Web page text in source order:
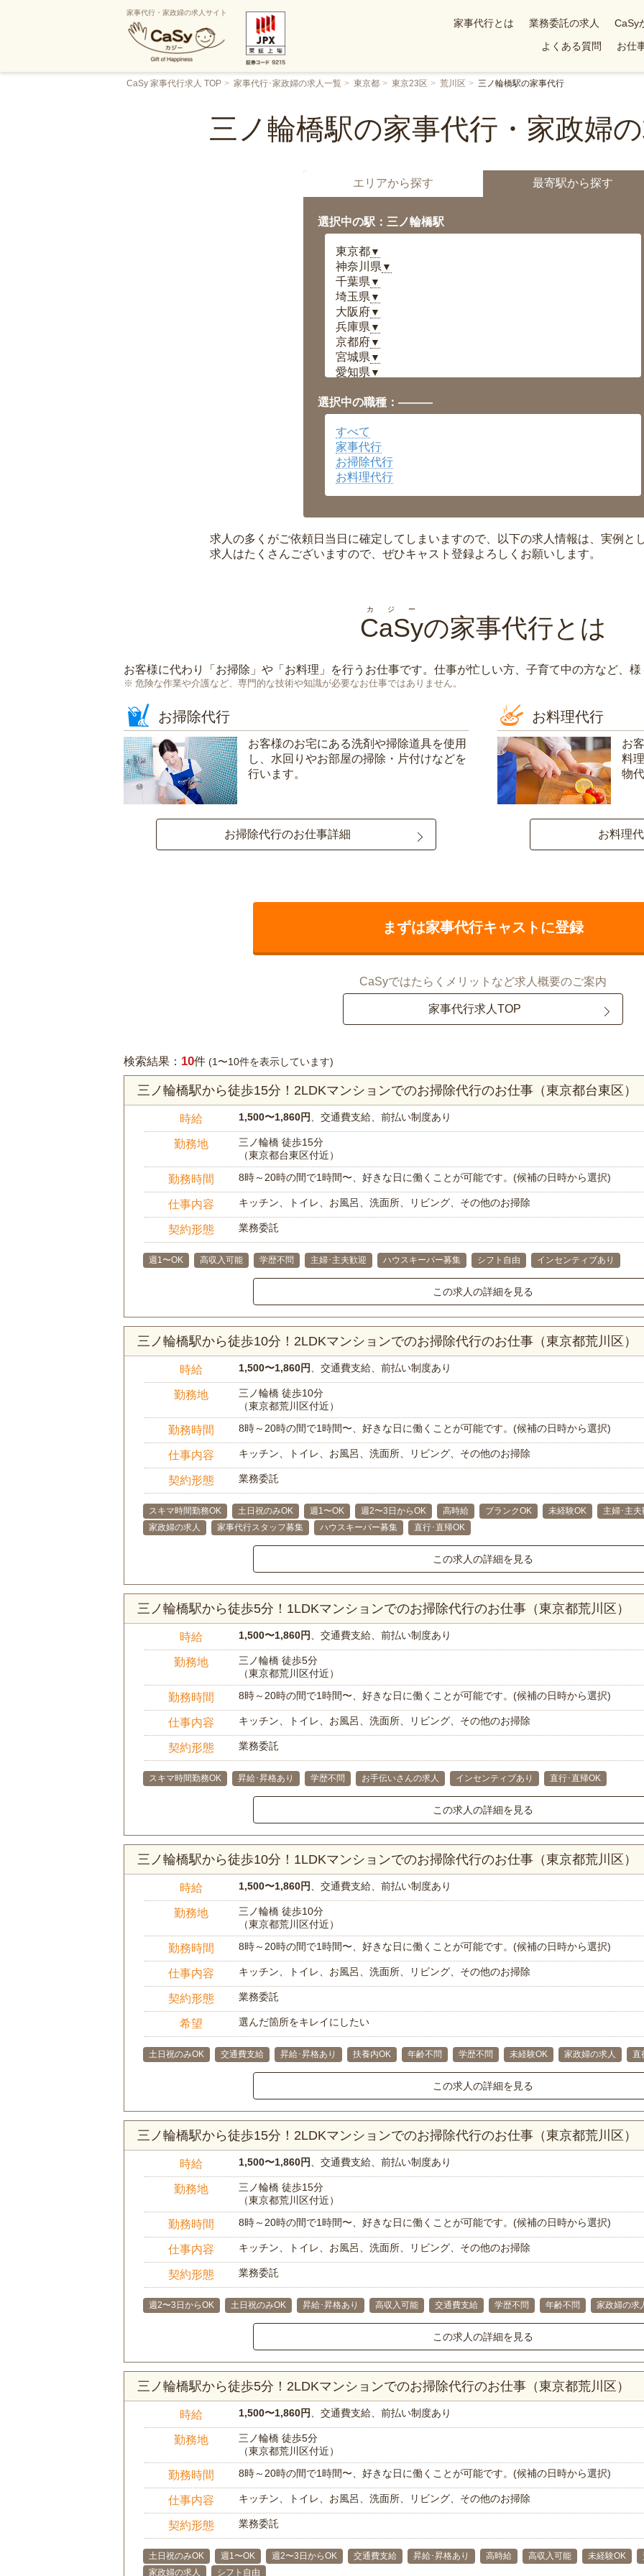
家事代行・家政婦の求人サイト
家事代行とは 業務委託の求人 CaSy
よくある質問
お仕
CaSy 家事代行求人 TOP 家事代行･家政婦の求人一覧 東京都 東京23区 荒川区 三ノ輪橋駅の家事代行
三ノ輪橋駅の家事代行・家政婦
エリアから探す 最寄駅から探す
選択中の駅：三ノ輪橋駅
東京都▼
神奈川県 ▼
千葉県 ▼
埼玉県 ▼
大阪府▼
兵庫県 ▼
京都府▼
宮城県 ▼
愛知県 ▼
岡山県▼
広島県▼
沖縄県
選択中の職種：———
すべて
家事代行
お掃除代行
お料理代行
求人の多くがご依頼日当日に確定してしまいますので、以下の求人情報は、実例と
求人はたくさんございますので、ぜひキャスト登録よろしくお願いします。
CaSy
カジー
の家事代行とは
お客様に代わり「 お掃除 」や「 お料理 」を行うお仕事です。仕事が忙しい方、子育て中の方など、
危険な作業や介護など、専門的な技術や知識が必要なお仕事ではありません。
お掃除代行
お客様のお宅にある洗剤や掃除道具を使用
し、水回りやお部屋の掃除・片付けなどを
行います。
お掃除代行のお仕事詳細
お料理代行
お
料
物
お料理
まずは家事代行キャストに登録
CaSyではたらくメリットなど求人概要のご案内
家事代行求人TOP
検索結果： 10件 (1〜10件を表示しています)
三ノ輪橋駅から徒歩15分！2LDKマンションでのお掃除代行のお仕事（東京都台東区）
時給 1,500〜1,860円 、交通費支給、前払い制度あり
勤務地
三ノ輪橋 徒歩15分
（東京都台東区付近）
勤務時間 8時～20時の間で1時間〜、好きな日に働くことが可能です。(候補の日時から選択)
仕事内容 キッチン、トイレ、お風呂、洗面所、リビング、その他のお掃除
契約形態 業務委託
週1〜OK 高収入可能 学歴不問 主婦･主夫歓迎 ハウスキーパー募集 シフト自由 インセンティブあり
この求人の詳細を見る
三ノ輪橋駅から徒歩10分！2LDKマンションでのお掃除代行のお仕事（東京都荒川区）
時給 1,500〜1,860円 、交通費支給、前払い制度あり
勤務地
三ノ輪橋 徒歩10分
（東京都荒川区付近）
勤務時間 8時～20時の間で1時間〜、好きな日に働くことが可能です。(候補の日時から選択)
仕事内容 キッチン、トイレ、お風呂、洗面所、リビング、その他のお掃除
契約形態 業務委託
スキマ時間勤務OK 土日祝のみOK 週1〜OK 週2〜3日からOK 高時給 ブランクOK 未経験OK 主婦･主夫
家政婦の求人
家事代行スタッフ募集 ハウスキーパー募集 直行･直帰OK
この求人の詳細を見る
三ノ輪橋駅から徒歩5分！1LDKマンションでのお掃除代行のお仕事（東京都荒川区）
時給 1,500〜1,860円 、交通費支給、前払い制度あり
勤務地
三ノ輪橋 徒歩5分
（東京都荒川区付近）
勤務時間 8時～20時の間で1時間〜、好きな日に働くことが可能です。(候補の日時から選択)
仕事内容 キッチン、トイレ、お風呂、洗面所、リビング、その他のお掃除
契約形態 業務委託
スキマ時間勤務OK 昇給･昇格あり 学歴不問 お手伝いさんの求人 インセンティブあり 直行･直帰OK
この求人の詳細を見る
三ノ輪橋駅から徒歩10分！1LDKマンションでのお掃除代行のお仕事（東京都荒川区）
時給 1,500〜1,860円 、交通費支給、前払い制度あり
勤務地
三ノ輪橋 徒歩10分
（東京都荒川区付近）
勤務時間 8時～20時の間で1時間〜、好きな日に働くことが可能です。(候補の日時から選択)
仕事内容 キッチン、トイレ、お風呂、洗面所、リビング、その他のお掃除
契約形態 業務委託
希望 選んだ箇所をキレイにしたい
土日祝のみOK 交通費支給 昇給･昇格あり 扶養内OK 年齢不問 学歴不問 未経験OK 家政婦の求人 直
この求人の詳細を見る
三ノ輪橋駅から徒歩15分！2LDKマンションでのお掃除代行のお仕事（東京都荒川区）
時給 1,500〜1,860円 、交通費支給、前払い制度あり
勤務地
三ノ輪橋 徒歩15分
（東京都荒川区付近）
勤務時間 8時～20時の間で1時間〜、好きな日に働くことが可能です。(候補の日時から選択)
仕事内容 キッチン、トイレ、お風呂、洗面所、リビング、その他のお掃除
契約形態 業務委託
週2〜3日からOK 土日祝のみOK 昇給･昇格あり 高収入可能 交通費支給 学歴不問 年齢不問 家政婦の求
この求人の詳細を見る
三ノ輪橋駅から徒歩5分！2LDKマンションでのお掃除代行のお仕事（東京都荒川区）
時給 1,500〜1,860円 、交通費支給、前払い制度あり
勤務地
三ノ輪橋 徒歩5分
（東京都荒川区付近）
勤務時間 8時～20時の間で1時間〜、好きな日に働くことが可能です。(候補の日時から選択)
仕事内容 キッチン、トイレ、お風呂、洗面所、リビング、その他のお掃除
契約形態 業務委託
土日祝のみOK 週1〜OK 週2〜3日からOK 交通費支給 昇給･昇格あり 高時給 高収入可能 未経験OK
家政婦の求人
シフト自由